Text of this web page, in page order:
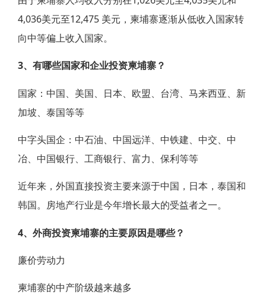
4,036美元至12,475 美元，柬埔寨逐渐从低收入国家转
向中等偏上收入国家。
3、有哪些国家和企业投资柬埔寨？
国家：中国、美国、日本、欧盟、台湾、马来西亚、新
加坡、泰国等等
中字头国企：中石油、中国远洋、中铁建、中交、中
冶、中国银行、工商银行、富力、保利等等
近年来，外国直接投资主要来源于中国，日本，泰国和
韩国。房地产行业是今年增长最大的受益者之一。
4、外商投资柬埔寨的主要原因是哪些？
廉价劳动力
柬埔寨的中产阶级越来越多